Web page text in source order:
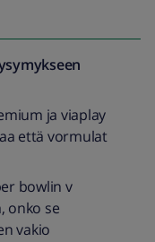
ja viaplay
että vormulat
bowlin v
onko se
vakio